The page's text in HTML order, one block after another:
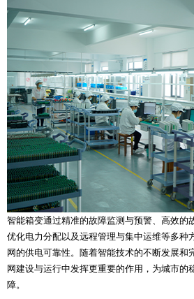
智能箱变通过精准的故障监测与预警、高效的
优化电力分配以及远程管理与集中运维等多种
网的供电可靠性。随着智能技术的不断发展和
网建设与运行中发挥更重要的作用，为城市的
障。